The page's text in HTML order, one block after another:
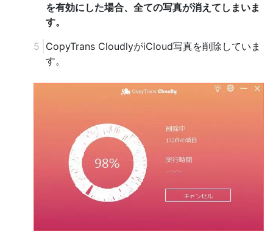
を有効にした場合、全ての写真が消えてしまいま
す。
CopyTrans CloudlyがiCloud写真を削除していま
す。